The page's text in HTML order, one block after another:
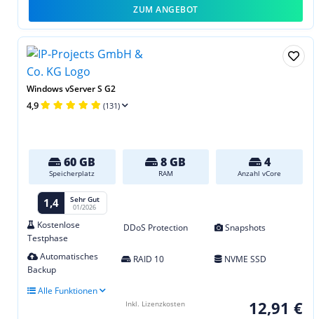
ZUM ANGEBOT
Windows vServer S G2
4,9 (131)
60 GB
Speicherplatz
8 GB
RAM
4
Anzahl vCore
1,4 Sehr Gut
01/2026
Kostenlose
Testphase
DDoS Protection Snapshots
Automatisches
Backup
RAID 10 NVME SSD
Alle Funktionen
12,91 €
Inkl. Lizenzkosten